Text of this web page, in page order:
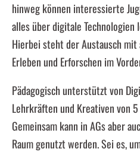
hinweg können interessierte
alles über digitale
Hierbei steht der Austausch mit
Erleben und Erforschen im
Pädagogisch unterstützt von
Lehrkräften und Kreativen von
Gemeinsam kann in AGs aber
Raum genutzt werden. Sei es,